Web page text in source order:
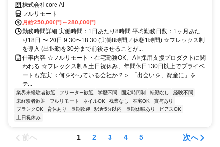
株式会社core AI
フルリモート
月給250,000円～280,000円
勤務時間詳細 実働時間：1日あたり8時間 平均勤務日数：1ヶ月あた
り18日 〜 20日 9:30〜18:30 (実働8時間／休憩1時間) ☆フレックス制
を導入 (出退勤を30分まで前後させることが...
仕事内容 ☆フルリモート・在宅勤務OK、AI×採用支援プロダクトに関
われる ☆フレックス制＆土日祝休み、年間休日130日以上でプライベ
ートも充実 ＜何をやっている会社か？＞ 「出会いを、資産に」を
テ...
業界未経験者歓迎 フリーター歓迎 学歴不問 固定時間制 転勤なし
経験不問
未経験者歓迎
フルリモート ネイルOK 残業なし 在宅OK
賞与あり
ブランクOK
育休あり 長期歓迎 駅近5分以内 長期休暇あり
ピアスOK
土日祝休み
前へ 1 2 3 4 5 次へ